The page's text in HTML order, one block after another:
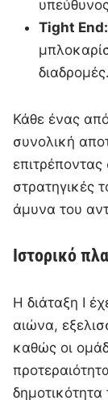
Tight End:
διαδρομές.
Κάθε ένας
συνολική
στρατηγικές
άμυνα του
Ιστορικό
Η διάταξη I
αιώνα,
καθώς οι